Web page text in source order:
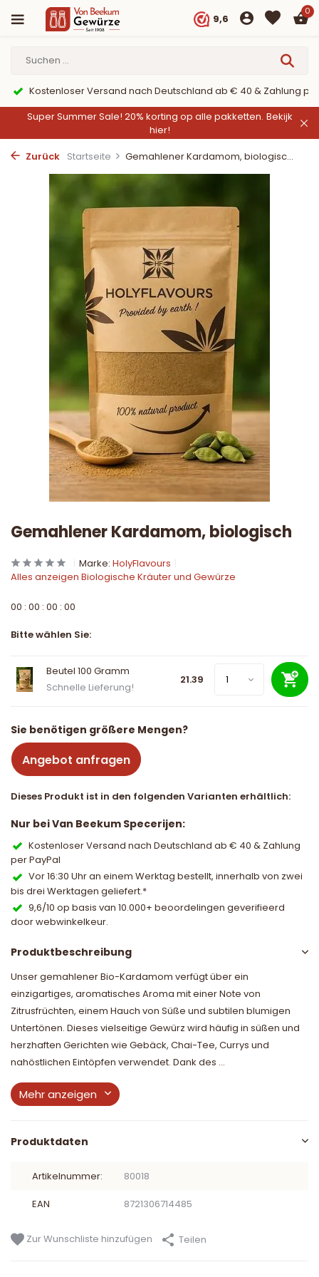
9,6
0
Kostenloser Versand nach Deutschland ab € 40 & Zahlung
Super Summer Sale! 20% korting op alle pakketten. Bekijk
hier!
Zurück Startseite Gemahlener Kardamom, biologisc...
Gemahlener Kardamom, biologisch
Marke: HolyFlavours
Alles anzeigen Biologische Kräuter und Gewürze
00 : 00 : 00 : 00
Bitte wählen Sie:
Beutel 100 Gramm
Schnelle Lieferung!
21.39
Sie benötigen größere Mengen?
Angebot anfragen
Dieses Produkt ist in den folgenden Varianten erhältlich:
Nur bei Van Beekum Specerijen:
Kostenloser Versand nach Deutschland ab € 40 & Zahlung
per PayPal
Vor 16:30 Uhr an einem Werktag bestellt, innerhalb von zwei
bis drei Werktagen geliefert.*
9,6/10 op basis van 10.000+ beoordelingen geverifieerd
door webwinkelkeur.
Produktbeschreibung
Unser gemahlener Bio-Kardamom verfügt über ein
einzigartiges, aromatisches Aroma mit einer Note von
Zitrusfrüchten, einem Hauch von Süße und subtilen blumigen
Untertönen. Dieses vielseitige Gewürz wird häufig in süßen und
herzhaften Gerichten wie Gebäck, Chai-Tee, Currys und
nahöstlichen Eintöpfen verwendet. Dank des ...
Mehr anzeigen
Produktdaten
Artikelnummer: 80018
EAN 8721306714485
Zur Wunschliste hinzufügen Teilen